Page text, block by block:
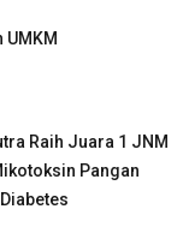
UMKM
Raih Juara 1 JNM
Pangan